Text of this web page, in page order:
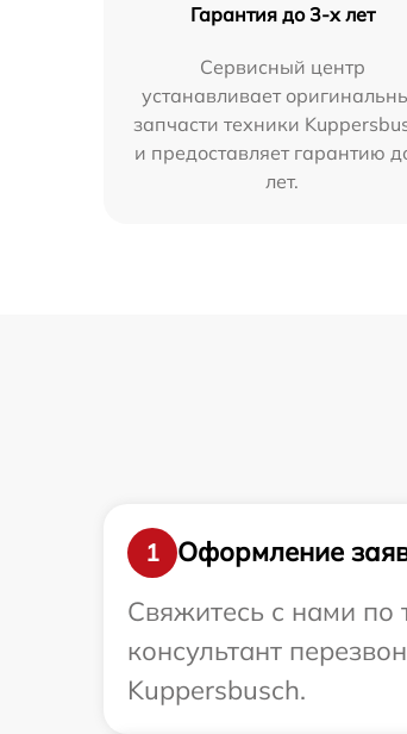
Гарантия до 3-х лет
Сервисный центр
устанавливает
запчасти техники
и предоставляет гарантию
лет.
1
Оформление
Свяжитесь с нами по
консультант
Kuppersbusch.